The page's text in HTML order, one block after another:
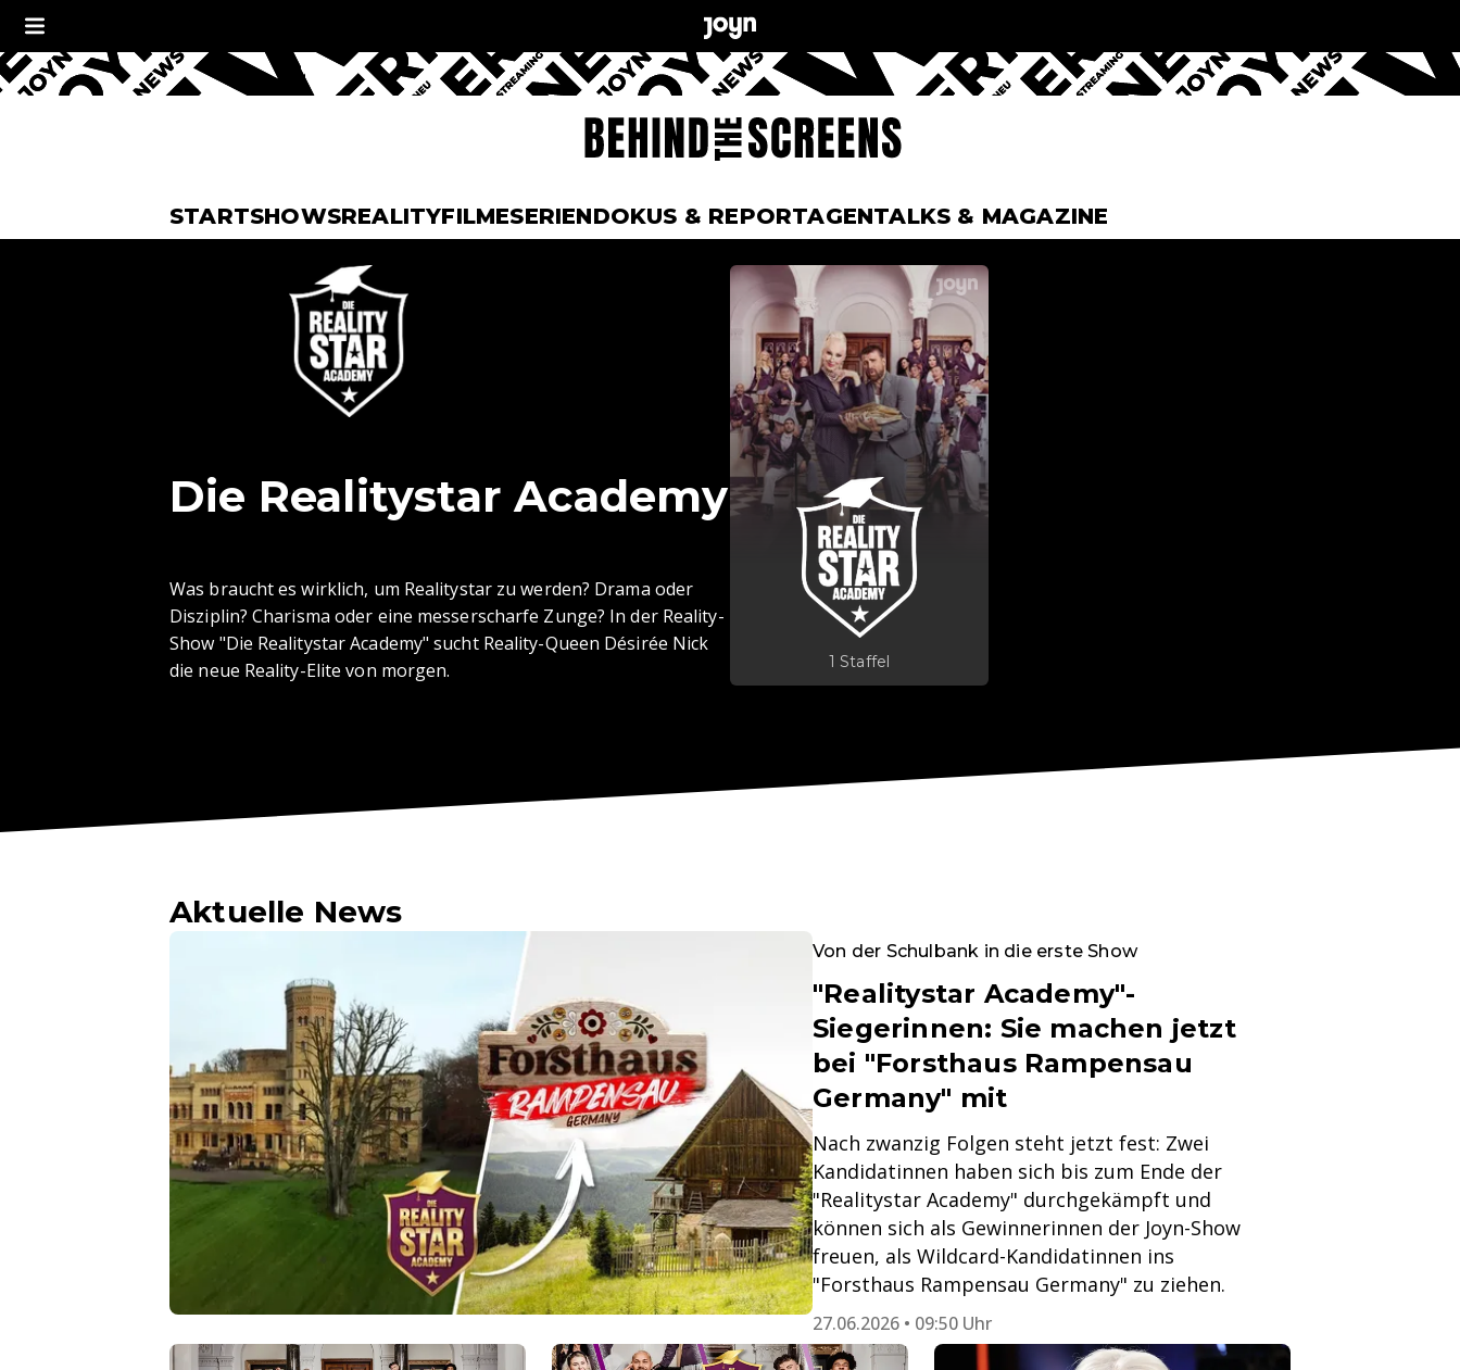
STARTSHOWSREALITYFILMESERIENDOKUS & REPORTAGENTALKS & MAGAZINE
1 Staffel
Die Realitystar Academy
Was braucht es wirklich, um Realitystar zu werden? Drama oder
Disziplin? Charisma oder eine messerscharfe Zunge? In der Reality-
Show "Die Realitystar Academy" sucht Reality-Queen Désirée Nick
die neue Reality-Elite von morgen.
Aktuelle News
Von der Schulbank in die erste Show
"Realitystar Academy"-
Siegerinnen: Sie machen jetzt
bei "Forsthaus Rampensau
Germany" mit
Nach zwanzig Folgen steht jetzt fest: Zwei
Kandidatinnen haben sich bis zum Ende der
"Realitystar Academy" durchgekämpft und
können sich als Gewinnerinnen der Joyn-Show
freuen, als Wildcard-Kandidatinnen ins
"Forsthaus Rampensau Germany" zu ziehen.
27.06.2026 • 09:50 Uhr